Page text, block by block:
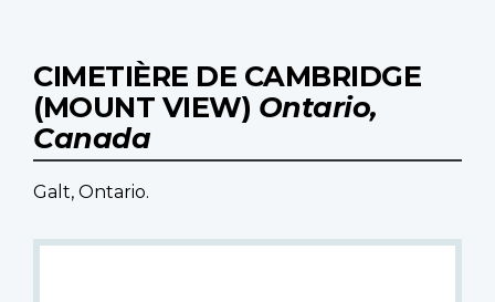
CIMETIÈRE DE CAMBRIDGE
(MOUNT VIEW) Ontario,
Canada
Galt, Ontario.